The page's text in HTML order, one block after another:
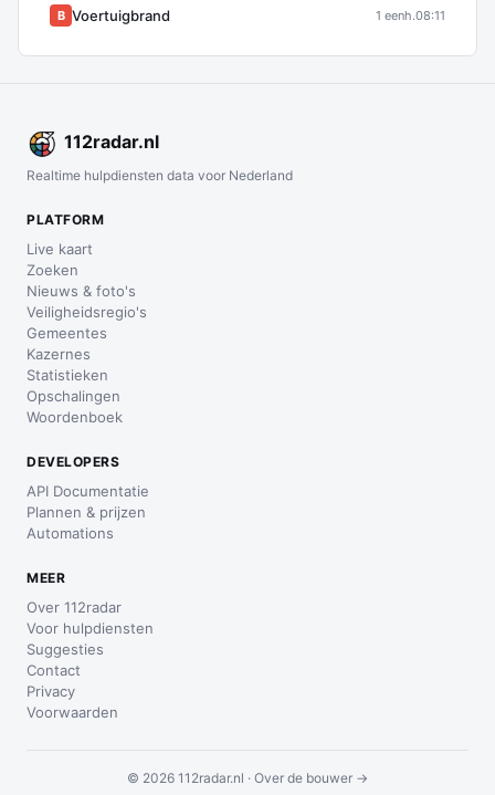
B Voertuigbrand 1 eenh.08:11
112radar.nl
Realtime hulpdiensten data voor Nederland
PLATFORM
Live kaart
Zoeken
Nieuws & foto's
Veiligheidsregio's
Gemeentes
Kazernes
Statistieken
Opschalingen
Woordenboek
DEVELOPERS
API Documentatie
Plannen & prijzen
Automations
MEER
Over 112radar
Voor hulpdiensten
Suggesties
Contact
Privacy
Voorwaarden
© 2026 112radar.nl · Over de bouwer →